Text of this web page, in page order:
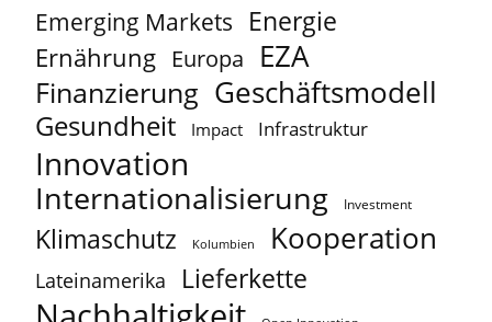
Emerging Markets Energie
Ernährung Europa EZA
Finanzierung Geschäftsmodell
Gesundheit Impact Infrastruktur
Innovation
Internationalisierung Investment
Klimaschutz Kolumbien Kooperation
Lateinamerika Lieferkette